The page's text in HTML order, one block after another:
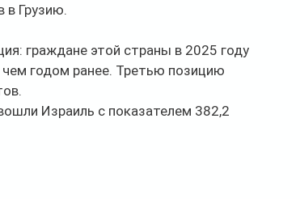
в Грузию.
граждане этой страны в 2025 году
чем годом ранее. Третью позицию
Израиль с показателем 382,2